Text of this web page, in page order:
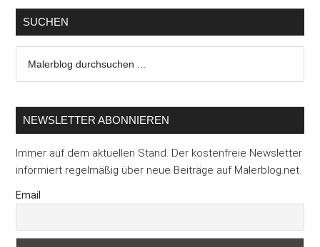
Baustelle
„Blackbox“
SUCHEN
durchsuchen
NEWSLETTER ABONNIEREN
Immer auf dem aktuellen Stand. Der kostenfreie Newsletter
informiert regelmäßig über neue Beiträge auf Malerblog.net.
Email